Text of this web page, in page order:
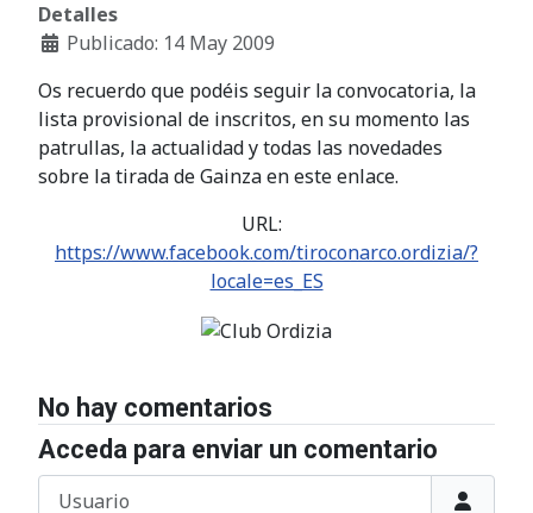
Detalles
Publicado: 14 May 2009
Os recuerdo que podéis seguir la convocatoria, la
lista provisional de inscritos, en su momento las
patrullas, la actualidad y todas las novedades
sobre la tirada de Gainza en este enlace.
URL:
https://www.facebook.com/tiroconarco.ordizia/?
locale=es_ES
No hay comentarios
Acceda para enviar un comentario
Usuario